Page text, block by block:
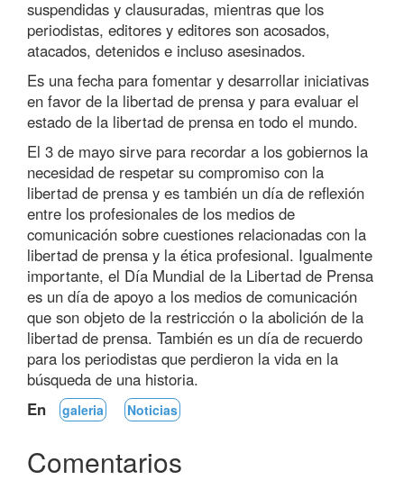
suspendidas y clausuradas, mientras que los
periodistas, editores y editores son acosados,
atacados, detenidos e incluso asesinados.
Es una fecha para fomentar y desarrollar iniciativas
en favor de la libertad de prensa y para evaluar el
estado de la libertad de prensa en todo el mundo.
El 3 de mayo sirve para recordar a los gobiernos la
necesidad de respetar su compromiso con la
libertad de prensa y es también un día de reflexión
entre los profesionales de los medios de
comunicación sobre cuestiones relacionadas con la
libertad de prensa y la ética profesional. Igualmente
importante, el Día Mundial de la Libertad de Prensa
es un día de apoyo a los medios de comunicación
que son objeto de la restricción o la abolición de la
libertad de prensa. También es un día de recuerdo
para los periodistas que perdieron la vida en la
búsqueda de una historia.
En
galeria Noticias
Comentarios